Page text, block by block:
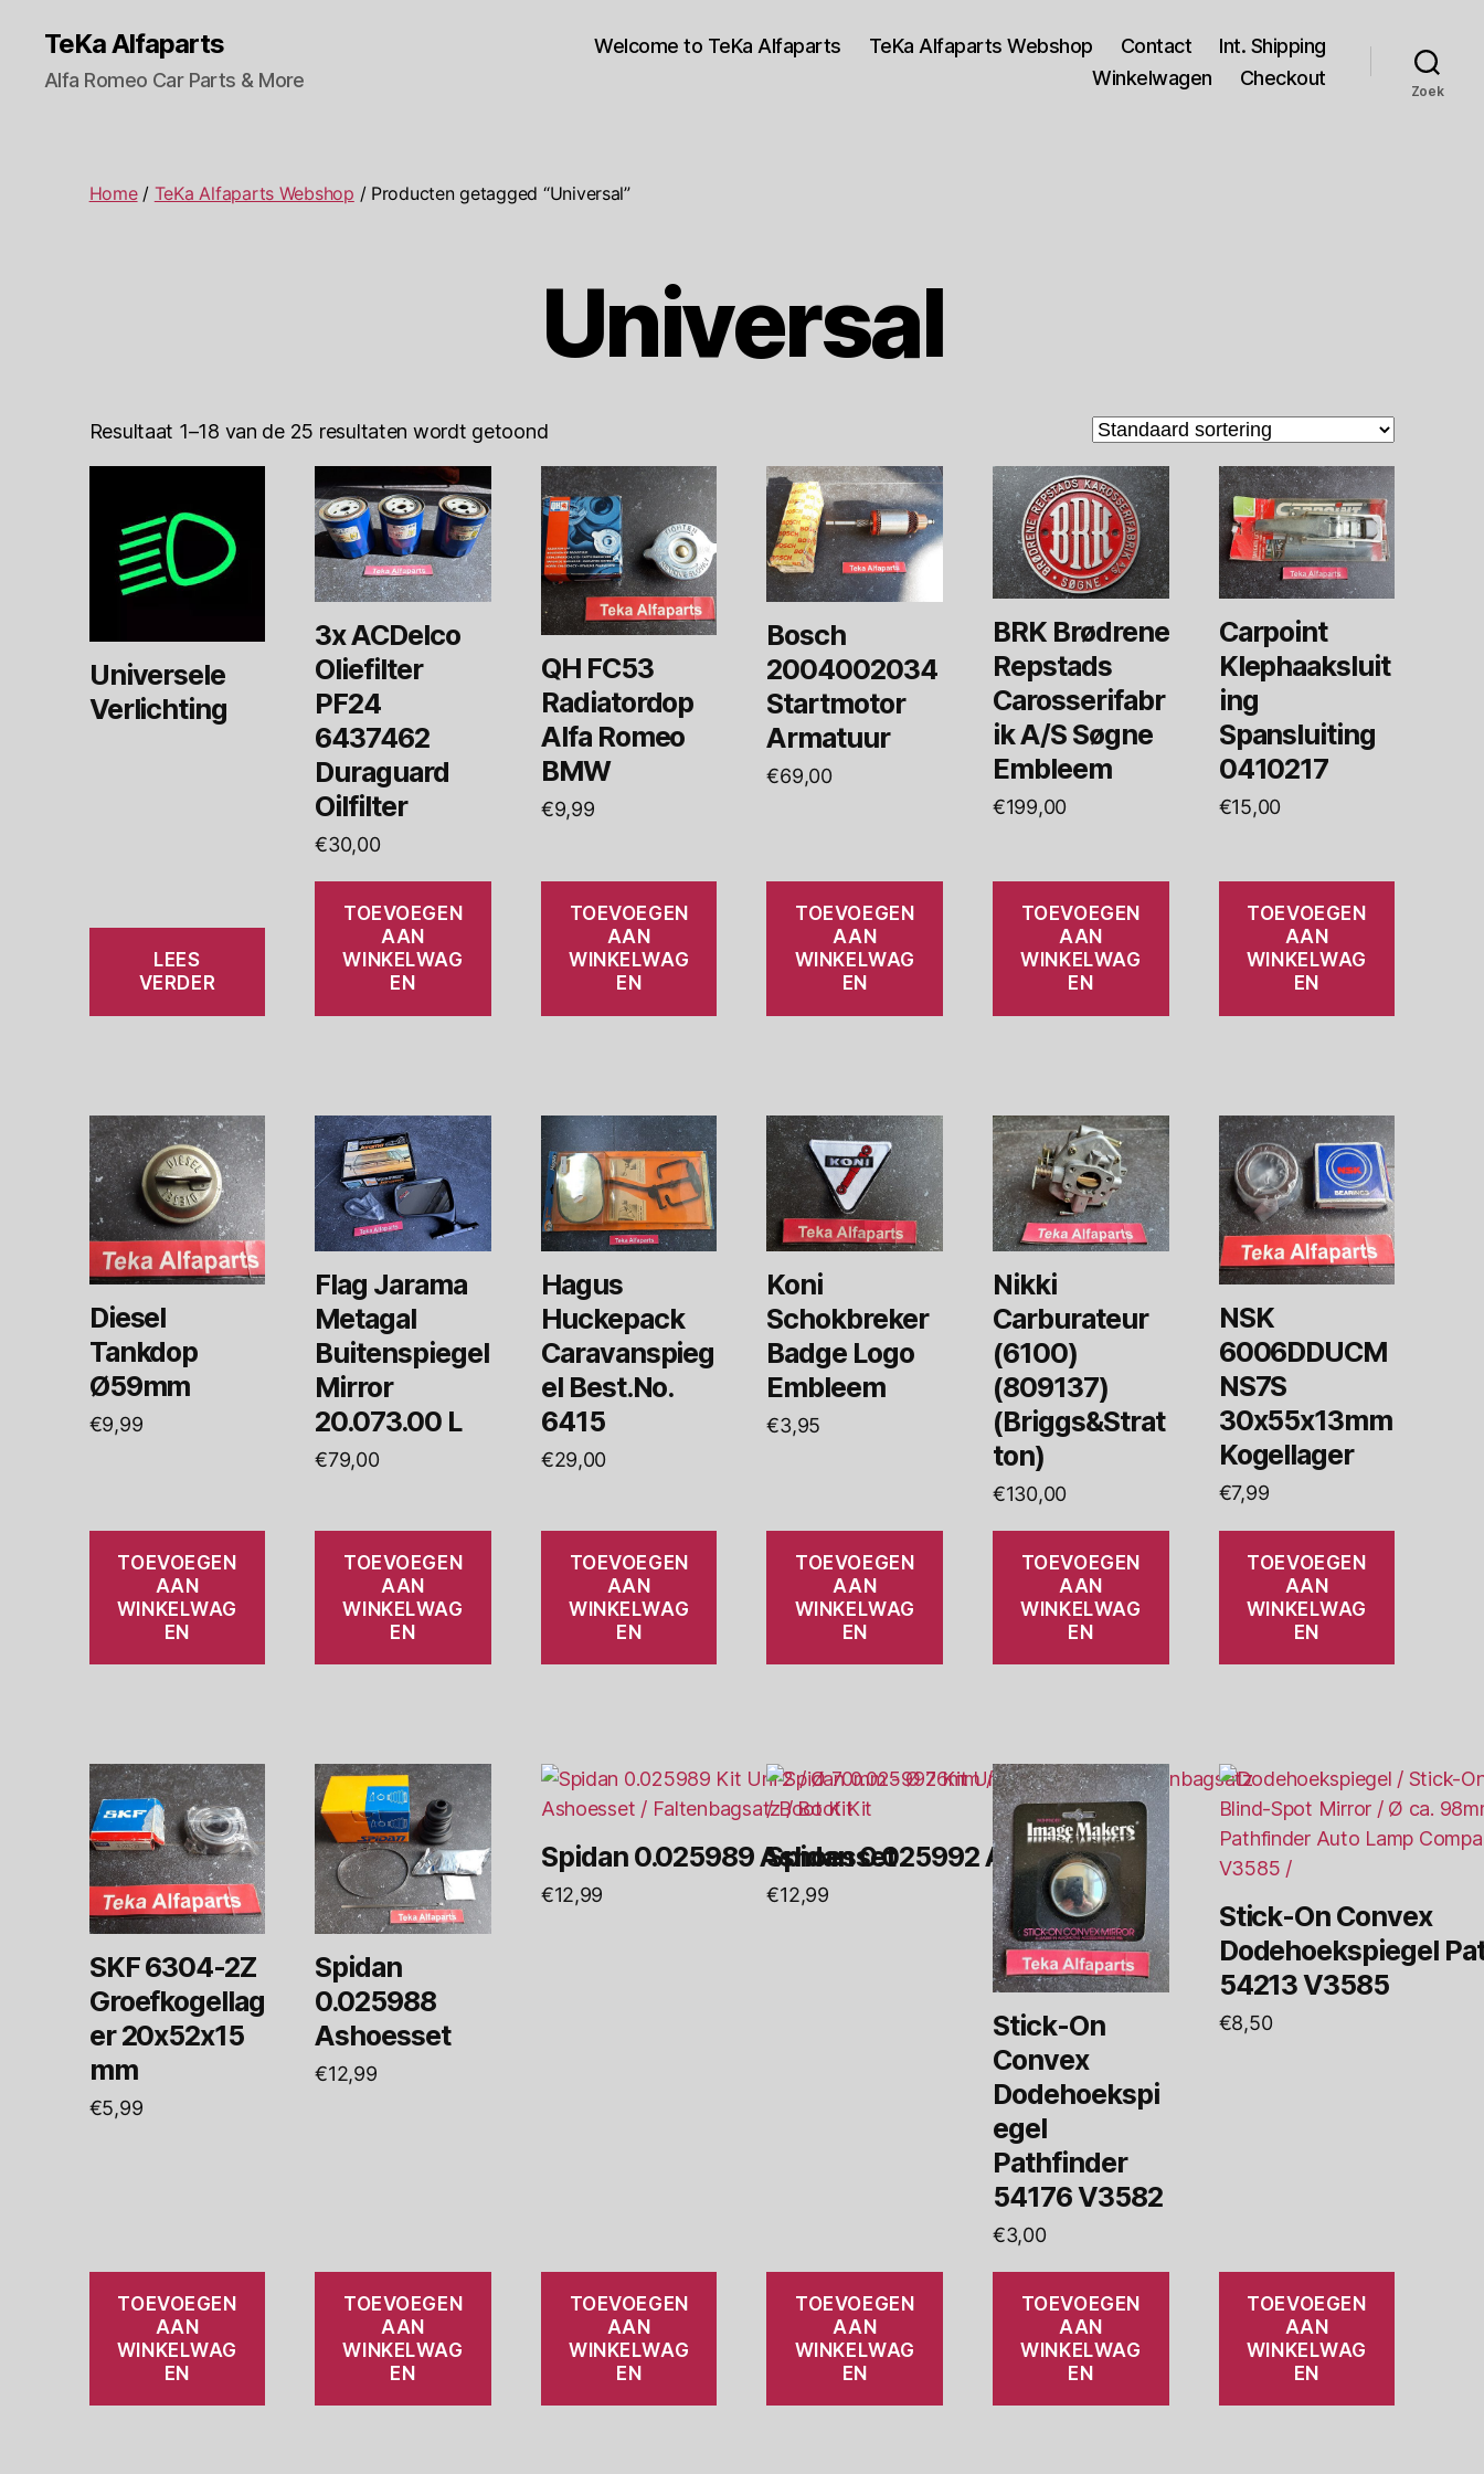
TeKa Alfaparts
Alfa Romeo Car Parts & More
Welcome to TeKa Alfaparts TeKa Alfaparts Webshop Contact
Int. Shipping
Winkelwagen
Checkout
Zoek
Home/ TeKa Alfaparts Webshop / Producten getagged “Universal”
Universal
Resultaat 1–18 van de 25 resultaten wordt getoond
Universele
Verlichting
LEES
VERDER
3x ACDelco
Oliefilter
PF24
6437462
Duraguard
Oilfilter
€30,00
TOEVOEGEN
AAN
WINKELWAG
EN
QH FC53
Radiatordop
Alfa Romeo
BMW
€9,99
TOEVOEGEN
AAN
WINKELWAG
EN
Bosch
2004002034
Startmotor
Armatuur
€69,00
TOEVOEGEN
AAN
WINKELWAG
EN
BRK Brødrene
Repstads
Carosserifabr
ik A/S Søgne
Embleem
€199,00
TOEVOEGEN
AAN
WINKELWAG
EN
Carpoint
Klephaaksluit
ing
Spansluiting
0410217
€15,00
TOEVOEGEN
AAN
WINKELWAG
EN
Diesel
Tankdop
Ø59mm
€9,99
TOEVOEGEN
AAN
WINKELWAG
EN
Flag Jarama
Metagal
Buitenspiegel
Mirror
20.073.00 L
€79,00
TOEVOEGEN
AAN
WINKELWAG
EN
Hagus
Huckepack
Caravanspieg
el Best.No.
6415
€29,00
TOEVOEGEN
AAN
WINKELWAG
EN
Koni
Schokbreker
Badge Logo
Embleem
€3,95
TOEVOEGEN
AAN
WINKELWAG
EN
Nikki
Carburateur
(6100)
(809137)
(Briggs&Strat
ton)
€130,00
TOEVOEGEN
AAN
WINKELWAG
EN
NSK
6006DDUCM
NS7S
30x55x13mm
Kogellager
€7,99
TOEVOEGEN
AAN
WINKELWAG
EN
SKF 6304-2Z
Groefkogellag
er 20x52x15
mm
€5,99
TOEVOEGEN
AAN
WINKELWAG
EN
Spidan
0.025988
Ashoesset
€12,99
TOEVOEGEN
AAN
WINKELWAG
EN
Spidan 0.025989 Ashoesset
€12,99
TOEVOEGEN
AAN
WINKELWAG
EN
Spidan 0.025992 Ashoesset
€12,99
TOEVOEGEN
AAN
WINKELWAG
EN
Stick-On
Convex
Dodehoekspi
egel
Pathfinder
54176 V3582
€3,00
TOEVOEGEN
AAN
WINKELWAG
EN
Stick-On Convex
Dodehoekspiegel
54213 V3585
€8,50
TOEVOEGEN
AAN
WINKELWAG
EN